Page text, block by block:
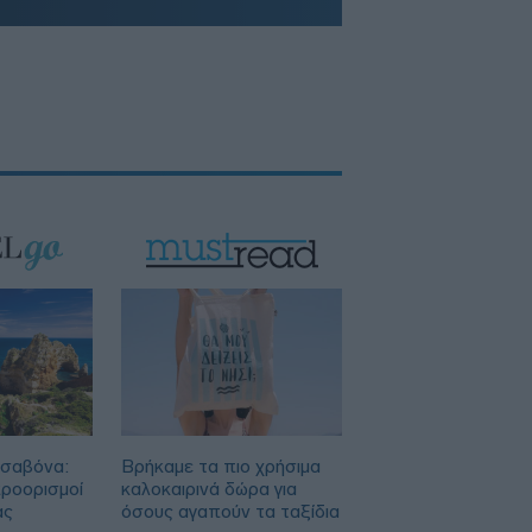
Βρήκαμε τα πιο χρήσιμα
καλοκαιρινά δώρα για
όσους αγαπούν τα ταξίδια